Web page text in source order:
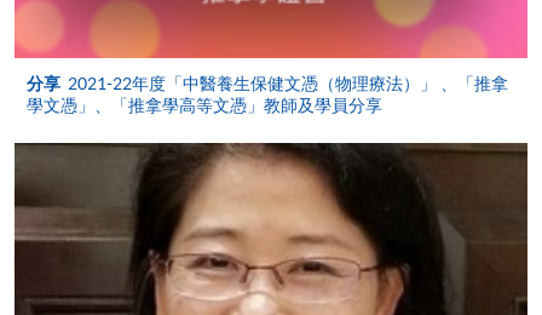
某些課程須甄選入學，並要求申請人上載課程網頁
中指定所須文件(如學歷證明)。系統只支援doc,
docx, jpg 和pdf格式之附件。
繳交所需費用
申請人可使用以下方式繳交報名費或課程費用:
繳費靈網上服務- 申請人須先開立繳費靈戶口及設
定繳費靈網上密碼。有關如何申請繳費靈戶口及密
分享 2021-22年度「中醫養生保健文憑（物理療法）」 、「推拿
學文憑」、「推拿學高等文憑」教師及學員分享